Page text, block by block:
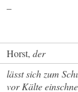
–
Horst, der
lässt sich zum
vor Kälte